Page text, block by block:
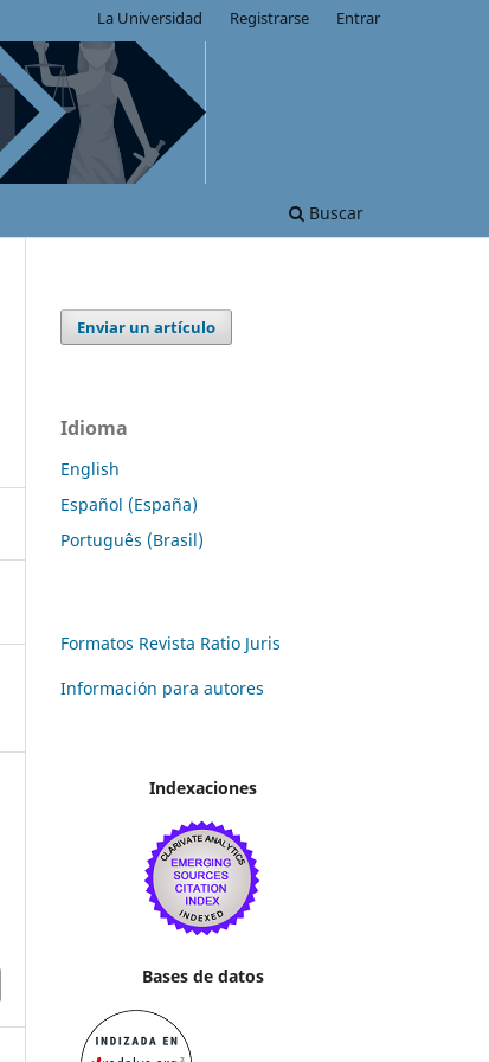
Buscar
La Universidad Registrarse Entrar
Enviar un artículo
Idioma
English
Español (España)
Português (Brasil)
Formatos Revista Ratio Juris
Información para autores
Indexaciones
Bases de datos